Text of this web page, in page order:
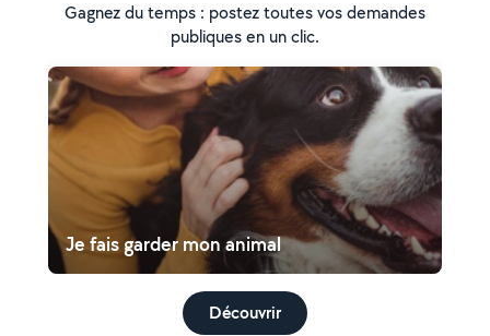
Gagnez du temps : postez toutes vos demandes
publiques en un clic.
Je fais garder mon animal
Découvrir